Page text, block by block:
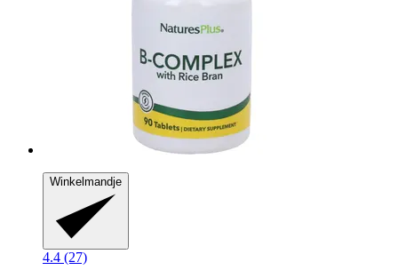
Winkelmandje
4.4 (27)